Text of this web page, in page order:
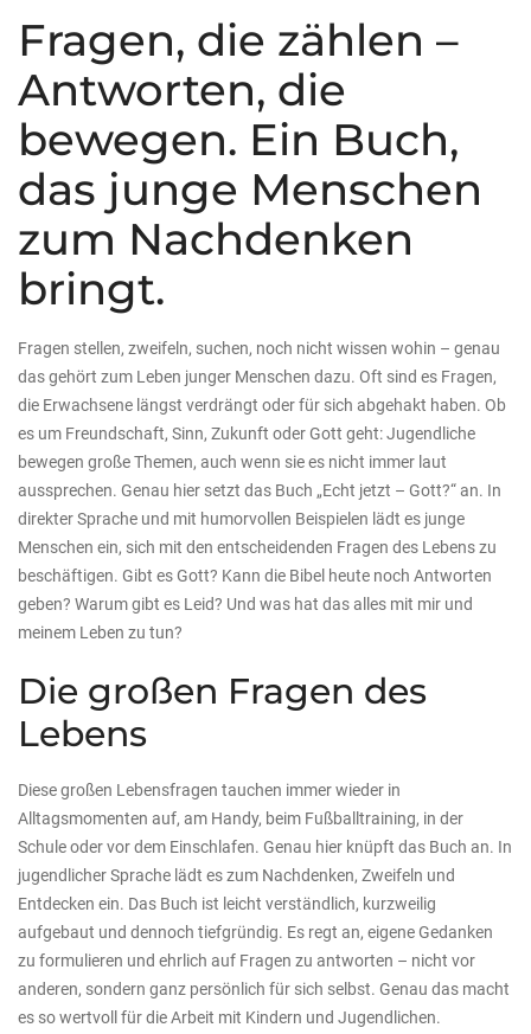
Fragen, die zählen –
Antworten, die
bewegen. Ein Buch,
das junge Menschen
zum Nachdenken
bringt.
Fragen stellen, zweifeln, suchen, noch nicht wissen wohin – genau
das gehört zum Leben junger Menschen dazu. Oft sind es Fragen,
die Erwachsene längst verdrängt oder für sich abgehakt haben. Ob
es um Freundschaft, Sinn, Zukunft oder Gott geht: Jugendliche
bewegen große Themen, auch wenn sie es nicht immer laut
aussprechen. Genau hier setzt das Buch „Echt jetzt – Gott?“ an. In
direkter Sprache und mit humorvollen Beispielen lädt es junge
Menschen ein, sich mit den entscheidenden Fragen des Lebens zu
beschäftigen. Gibt es Gott? Kann die Bibel heute noch Antworten
geben? Warum gibt es Leid? Und was hat das alles mit mir und
meinem Leben zu tun?
Die großen Fragen des
Lebens
Diese großen Lebensfragen tauchen immer wieder in
Alltagsmomenten auf, am Handy, beim Fußballtraining, in der
Schule oder vor dem Einschlafen. Genau hier knüpft das Buch an. In
jugendlicher Sprache lädt es zum Nachdenken, Zweifeln und
Entdecken ein. Das Buch ist leicht verständlich, kurzweilig
aufgebaut und dennoch tiefgründig. Es regt an, eigene Gedanken
zu formulieren und ehrlich auf Fragen zu antworten – nicht vor
anderen, sondern ganz persönlich für sich selbst. Genau das macht
es so wertvoll für die Arbeit mit Kindern und Jugendlichen.